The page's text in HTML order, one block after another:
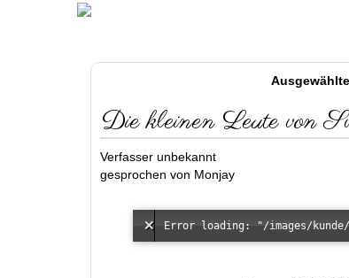
Die kleinen Leute von
Verfasser unbekannt
gesprochen von Monjay
Error loading: "/images/kunde/